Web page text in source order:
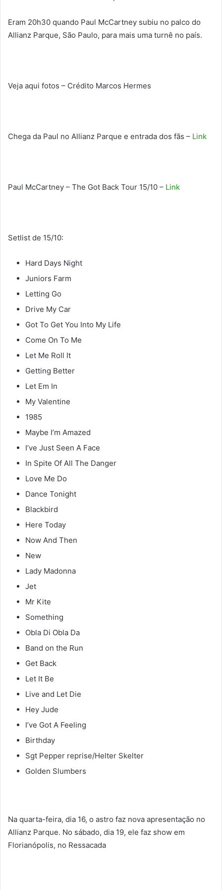
Eram 20h30 quando Paul McCartney subiu no palco do
Allianz Parque, São Paulo, para mais uma turnê no país.
Veja aqui fotos – Crédito Marcos Hermes
Chega da Paul no Allianz Parque e entrada dos fãs – Link
Paul McCartney – The Got Back Tour 15/10 – Link
Setlist de 15/10:
Hard Days Night
Juniors Farm
Letting Go
Drive My Car
Got To Get You Into My Life
Come On To Me
Let Me Roll It
Getting Better
Let Em In
My Valentine
1985
Maybe I’m Amazed
I’ve Just Seen A Face
In Spite Of All The Danger
Love Me Do
Dance Tonight
Blackbird
Here Today
Now And Then
New
Lady Madonna
Jet
Mr Kite
Something
Obla Di Obla Da
Band on the Run
Get Back
Let It Be
Live and Let Die
Hey Jude
I’ve Got A Feeling
Birthday
Sgt Pepper reprise/Helter Skelter
Golden Slumbers
Na quarta-feira, dia 16, o astro faz nova apresentação no
Allianz Parque. No sábado, dia 19, ele faz show em
Florianópolis, no Ressacada